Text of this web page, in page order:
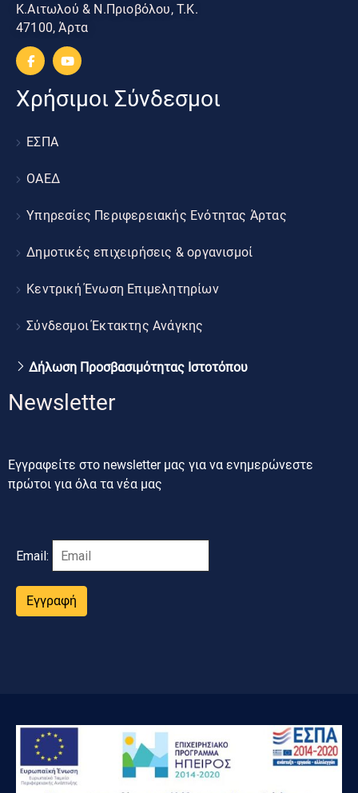
Κ.Αιτωλού & Ν.Πριοβόλου, Τ.Κ.
47100, Άρτα
Χρήσιμοι Σύνδεσμοι
ΕΣΠΑ
ΟΑΕΔ
Υπηρεσίες Περιφερειακής Ενότητας Άρτας
Δημοτικές επιχειρήσεις & οργανισμοί
Κεντρική Ένωση Επιμελητηρίων
Σύνδεσμοι Έκτακτης Ανάγκης
Δήλωση Προσβασιμότητας Ιστοτόπου
Newsletter
Εγγραφείτε στο newsletter μας για να ενημερώνεστε
πρώτοι για όλα τα νέα μας
Email:
Εγγραφή